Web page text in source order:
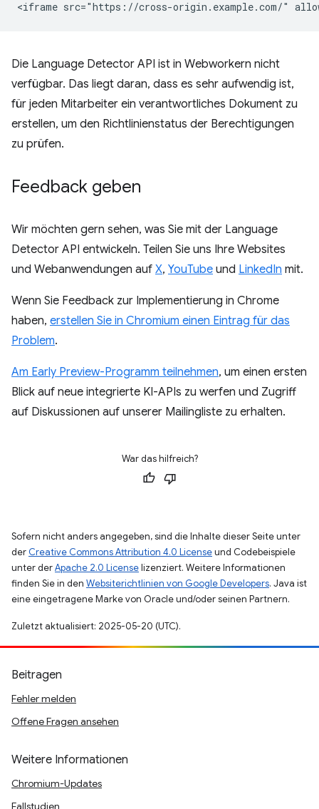
Die Language Detector API ist in Webworkern nicht
verfügbar. Das liegt daran, dass es sehr aufwendig ist,
für jeden Mitarbeiter ein verantwortliches Dokument zu
erstellen, um den Richtlinienstatus der Berechtigungen
zu prüfen.
Feedback geben
Wir möchten gern sehen, was Sie mit der Language
Detector API entwickeln. Teilen Sie uns Ihre Websites
und Webanwendungen auf X, YouTube und LinkedIn mit.
Wenn Sie Feedback zur Implementierung in Chrome
haben, erstellen Sie in Chromium einen Eintrag für das
Problem.
Am Early Preview-Programm teilnehmen, um einen ersten
Blick auf neue integrierte KI-APIs zu werfen und Zugriff
auf Diskussionen auf unserer Mailingliste zu erhalten.
War das hilfreich?
Sofern nicht anders angegeben, sind die Inhalte dieser Seite unter
der Creative Commons Attribution 4.0 Licenseund Codebeispiele
unter derApache 2.0 Licenselizenziert. Weitere Informationen
finden Sie in den Websiterichtlinien von Google Developers. Java ist
eine eingetragene Marke von Oracle und/oder seinen Partnern.
Zuletzt aktualisiert: 2025-05-20 (UTC).
Beitragen
Fehler melden
Offene Fragen ansehen
Weitere Informationen
Chromium-Updates
Fallstudien